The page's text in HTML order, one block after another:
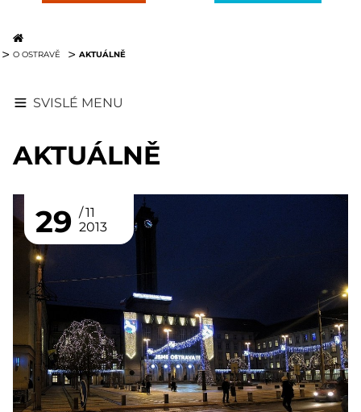
O OSTRAVĚ AKTUÁLNĚ
SVISLÉ MENU
AKTUÁLNĚ
29
11
2013